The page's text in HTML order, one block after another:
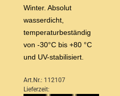
Winter. Absolut
wasserdicht,
temperaturbeständig
von -30°C bis +80 °C
und UV-stabilisiert.
Art.Nr.: 112107
Lieferzeit: